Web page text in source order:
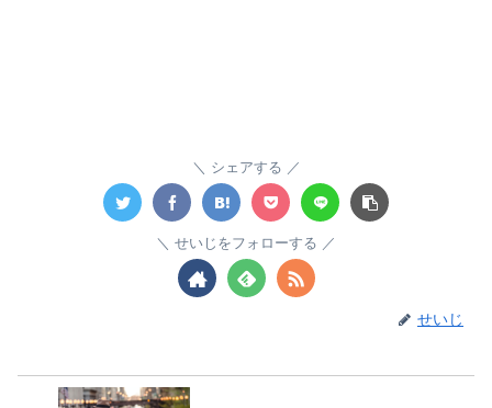
シェアする
せいじをフォローする
せいじ